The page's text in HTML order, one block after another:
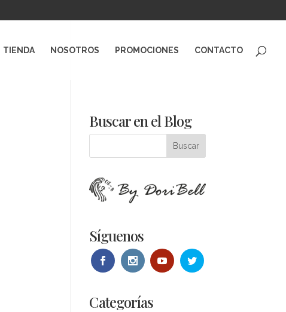
TIENDA NOSOTROS PROMOCIONES CONTACTO
Buscar en el Blog
Síguenos
Categorías